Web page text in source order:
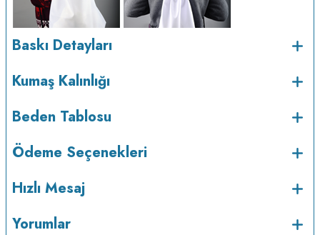
v233.25
Baskı Detayları
Kumaş Kalınlığı
Beden Tablosu
Ödeme Seçenekleri
Hızlı Mesaj
Yorumlar